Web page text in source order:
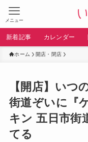
メニュー
新着記事 カレンダー
ホーム 開店・閉店
【開店】いつ
街道ぞいに『
キン 五日市街
てる